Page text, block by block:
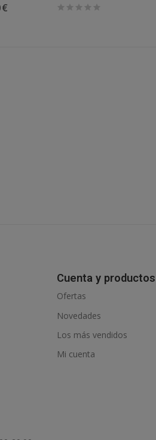
€
Cuenta y productos
Ofertas
Novedades
Los más vendidos
Mi cuenta